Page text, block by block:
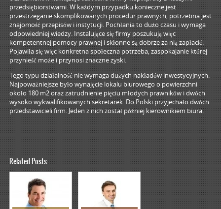
przedsiębiorstwami. W każdym przypadku konieczne jest
przestrzeganie skomplikowanych procedur prawnych, potrzebna jest
znajomość przepisów i instytucji. Pochłania to dużo czasu i wymaga
odpowiedniej wiedzy. Instalujące się firmy poszukują więc
kompetentnej pomocy prawnej i skłonne są dobrze za nią zapłacić.
Pojawiła się więc konkretna społeczna potrzeba, zaspokajanie której
przynieść może i przynosi znaczne zyski.
Tego typu działalność nie wymaga dużych nakładów inwestycyjnych.
Najpoważniejsze było wynajęcie lokalu biurowego o powierzchni
około 180 m2 oraz zatrudnienie pięciu młodych prawników i dwóch
wysoko wykwalifikowanych sekretarek. Do Polski przyjechało dwóch
przedstawicieli firm. Jeden z nich został później kierownikiem biura.
Related Posts: